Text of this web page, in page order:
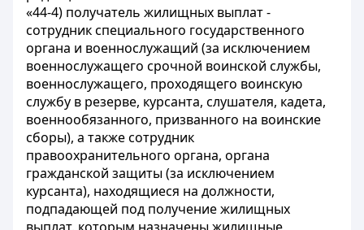
«44-4) получатель жилищных выплат -
сотрудник специального государственного
органа и военнослужащий (за исключением
военнослужащего срочной воинской службы,
военнослужащего, проходящего воинскую
службу в резерве, курсанта, слушателя, кадета,
военнообязанного, призванного на воинские
сборы), а также сотрудник
правоохранительного органа, органа
гражданской защиты (за исключением
курсанта), находящиеся на должности,
подпадающей под получение жилищных